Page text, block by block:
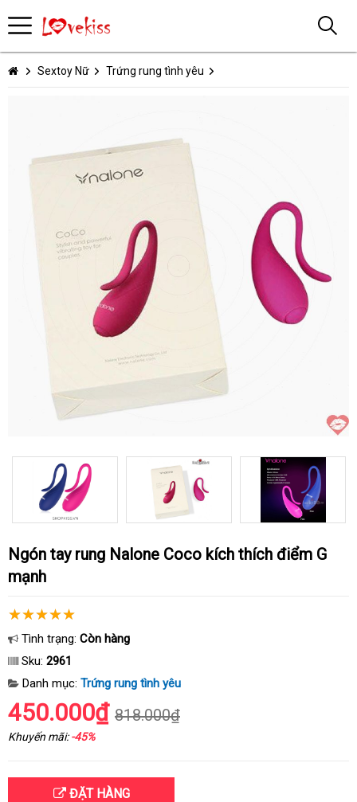
Sextoy Nữ Trứng rung tình yêu
Ngón tay rung Nalone Coco kích thích điểm G
mạnh
Tình trạng: Còn hàng
Sku: 2961
Danh mục: Trứng rung tình yêu
450.000₫ 818.000₫
Khuyến mãi:-45%
ĐẶT HÀNG